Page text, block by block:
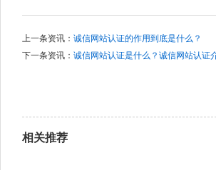
上一条资讯： 诚信网站认证的作用到底是什么？
下一条资讯： 诚信网站认证是什么？诚信网站认证
相关推荐